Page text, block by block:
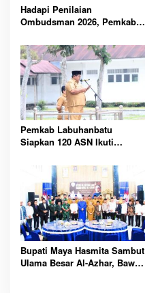
Hadapi Penilaian
Ombudsman 2026, Pemkab
OPD Berbenah
Pemkab Labuhanbatu
Siapkan 120 ASN Ikuti
Profesionalisme dan
Integritas Aparatur
Pemerintah
Bupati Maya Hasmita Sambut
Ulama Besar Al-Azhar, Bawa